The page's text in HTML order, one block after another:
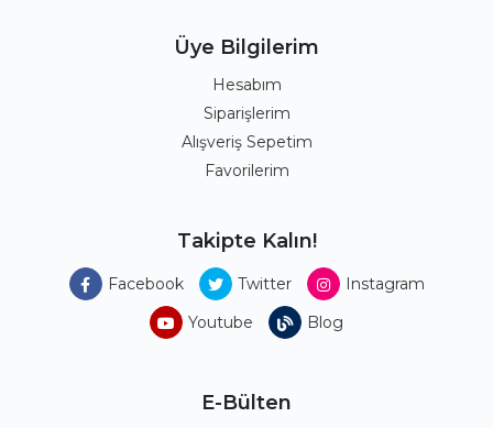
Üye Bilgilerim
Hesabım
Siparişlerim
Alışveriş Sepetim
Favorilerim
Takipte Kalın!
Facebook Twitter
Instagram
Youtube
Blog
E-Bülten